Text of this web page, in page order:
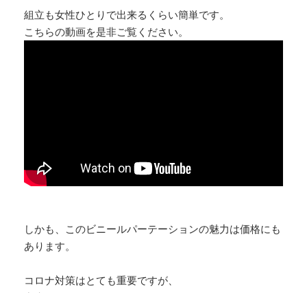
組立も女性ひとりで出来るくらい簡単です。
こちらの動画を是非ご覧ください。
しかも、このビニールパーテーションの魅力は価格にも
あります。
コロナ対策はとても重要ですが、